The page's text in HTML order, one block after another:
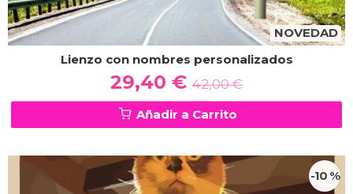
NOVEDAD
Lienzo con nombres personalizados
29,40 € 42,00 €
Añadir a Carrito
-10 %